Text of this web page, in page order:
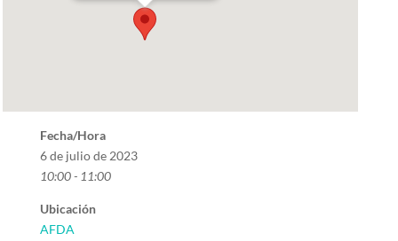
Fecha/Hora
6 de julio de 2023
10:00 - 11:00
Ubicación
AFDA